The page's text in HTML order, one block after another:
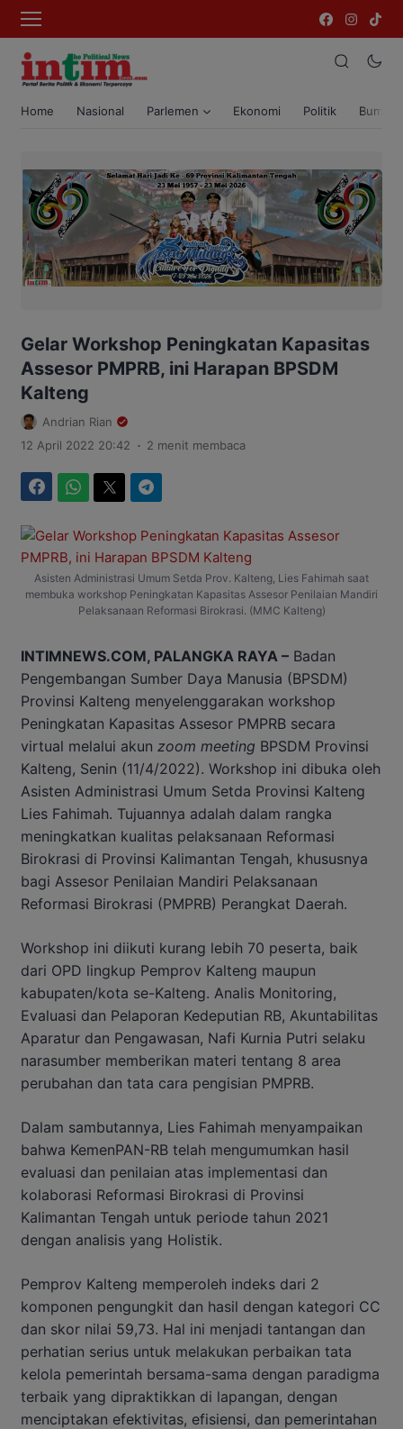
Home Nasional Parlemen Ekonomi Politik Bumi
Gelar Workshop Peningkatan Kapasitas
Assesor PMPRB, ini Harapan BPSDM
Kalteng
Andrian Rian
12 April 2022 20:42 . 2 menit membaca
Asisten Administrasi Umum Setda Prov. Kalteng, Lies Fahimah saat
membuka workshop Peningkatan Kapasitas Assesor Penilaian Mandiri
Pelaksanaan Reformasi Birokrasi. (MMC Kalteng)
INTIMNEWS.COM, PALANGKA RAYA – Badan
Pengembangan Sumber Daya Manusia (BPSDM)
Provinsi Kalteng menyelenggarakan workshop
Peningkatan Kapasitas Assesor PMPRB secara
virtual melalui akun zoom meeting BPSDM Provinsi
Kalteng, Senin (11/4/2022). Workshop ini dibuka oleh
Asisten Administrasi Umum Setda Provinsi Kalteng
Lies Fahimah. Tujuannya adalah dalam rangka
meningkatkan kualitas pelaksanaan Reformasi
Birokrasi di Provinsi Kalimantan Tengah, khususnya
bagi Assesor Penilaian Mandiri Pelaksanaan
Reformasi Birokrasi (PMPRB) Perangkat Daerah.
Workshop ini diikuti kurang lebih 70 peserta, baik
dari OPD lingkup Pemprov Kalteng maupun
kabupaten/kota se-Kalteng. Analis Monitoring,
Evaluasi dan Pelaporan Kedeputian RB, Akuntabilitas
Aparatur dan Pengawasan, Nafi Kurnia Putri selaku
narasumber memberikan materi tentang 8 area
perubahan dan tata cara pengisian PMPRB.
Dalam sambutannya, Lies Fahimah menyampaikan
bahwa KemenPAN-RB telah mengumumkan hasil
evaluasi dan penilaian atas implementasi dan
kolaborasi Reformasi Birokrasi di Provinsi
Kalimantan Tengah untuk periode tahun 2021
dengan analisis yang Holistik.
Pemprov Kalteng memperoleh indeks dari 2
komponen pengungkit dan hasil dengan kategori CC
dan skor nilai 59,73. Hal ini menjadi tantangan dan
perhatian serius untuk melakukan perbaikan tata
kelola pemerintah bersama-sama dengan paradigma
terbaik yang dipraktikkan di lapangan, dengan
menciptakan efektivitas, efisiensi, dan pemerintahan